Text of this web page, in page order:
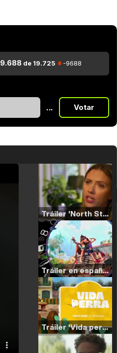
9.688de 19.725 -9688
... Votar
Tráiler 'North Star' (2023)
Tráiler en español de 'La isla olvidada'
Tráiler 'Vida perra' (2026)